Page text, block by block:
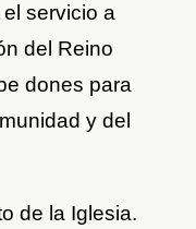
servicio a
del Reino
dones para
y del
de la Iglesia.